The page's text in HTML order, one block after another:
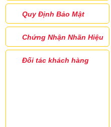
Quy Định Bảo Mật
Chứng Nhận Nhãn Hiệu
Đối tác khách hàng